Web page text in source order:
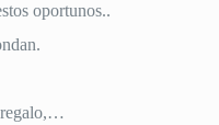
oportunos..
regalo,…